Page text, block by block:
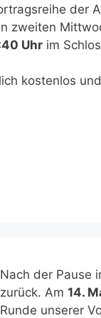
der
zweiten
Uhr im
kostenlos
Nach der Pause
zurück. Am 14.
Runde unserer